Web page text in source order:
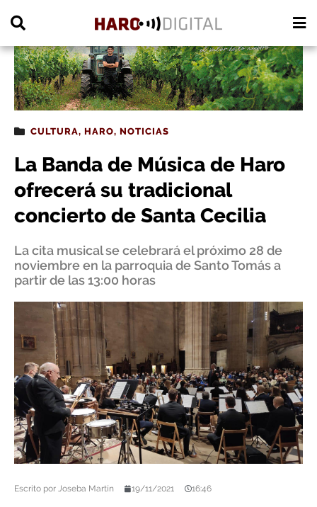
CULTURA, HARO, NOTICIAS
La Banda de Música de Haro
ofrecerá su tradicional
concierto de Santa Cecilia
La cita musical se celebrará el próximo 28 de
noviembre en la parroquia de Santo Tomás a
partir de las 13:00 horas
Escrito por Joseba Martín 19/11/2021 16:46